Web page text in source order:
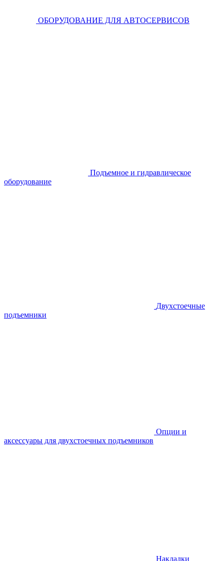
ОБОРУДОВАНИЕ ДЛЯ АВТОСЕРВИСОВ
Подъемное и гидравлическое
оборудование
Двухстоечные
подъемники
Опции и
аксессуары для двухстоечных подъемников
Накладки